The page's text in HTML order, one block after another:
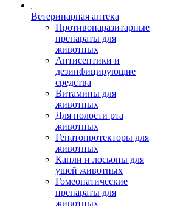
Ветеринарная аптека
Противопаразитарные
препараты для
животных
Антисептики и
дезинфицирующие
средства
Витамины для
животных
Для полости рта
животных
Гепатопротекторы для
животных
Капли и лосьоны для
ушей животных
Гомеопатические
препараты для
животных